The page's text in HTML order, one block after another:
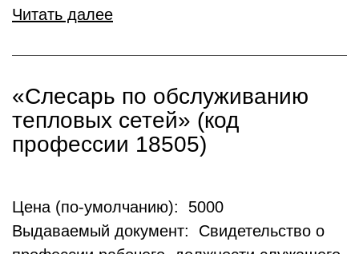
Читать далее
«Слесарь по обслуживанию
тепловых сетей» (код
профессии 18505)
Цена (по-умолчанию): 5000
Выдаваемый документ: Свидетельство о